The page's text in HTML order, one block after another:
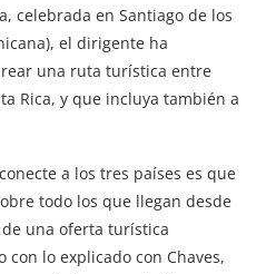
celebrada en Santiago de los
el dirigente ha
una ruta turística entre
Rica, y que incluya también a
a los tres países es que
todo los que llegan desde
una oferta turística
lo explicado con Chaves,